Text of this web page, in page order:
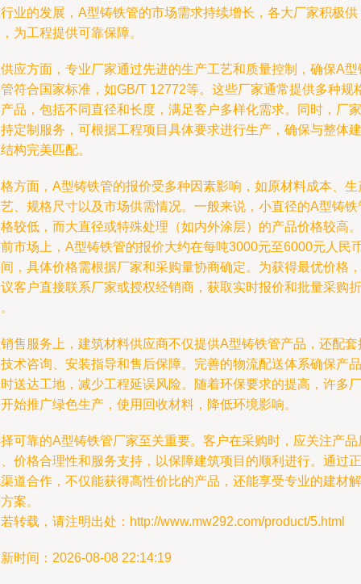
业的发展，A型铸铁管的市场需求持续增长，各大厂家积极供
为工程提供可靠保障。
应方面，专业厂家通过先进的生产工艺和质量控制，确保A型
符合国家标准，如GB/T 12772等。这些厂家通常提供多种规
品，包括不同直径和长度，满足客户多样化需求。同时，厂家
定制服务，可根据工程项目具体要求进行生产，确保与整体建
构完美匹配。
方面，A型铸铁管的报价受多种因素影响，如原材料成本、生
、规格尺寸以及市场供需情况。一般来说，小直径的A型铸铁
较低，而大直径或特殊处理（如内外涂层）的产品价格较高。
市场上，A型铸铁管的报价大约在每吨3000元至6000元人民
，具体价格需根据厂家和采购量协商确定。为获得最优价格，
客户直接联系厂家或授权经销商，获取实时报价和批量采购折
售服务上，建筑材料供应商不仅提供A型铸铁管产品，还配套
术咨询、安装指导和售后保障。完善的物流配送体系确保产品
送达工地，减少工程延误风险。随着环保要求的提高，许多厂
始推广绿色生产，使用回收材料，降低环境影响。
可靠的A型铸铁管厂家至关重要。客户在采购时，应关注产品
价格合理性和服务支持，以保障建筑项目的顺利进行。通过正
道合作，不仅能获得高性价比的产品，还能享受专业的建材解
案。
转载，请注明出处：http://www.mw292.com/product/5.html
时间：2026-08-08 22:14:19